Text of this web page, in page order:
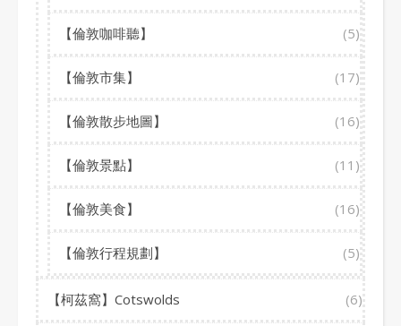
【倫敦咖啡聽】 (5)
【倫敦市集】 (17)
【倫敦散步地圖】 (16)
【倫敦景點】 (11)
【倫敦美食】 (16)
【倫敦行程規劃】 (5)
【柯茲窩】Cotswolds (6)